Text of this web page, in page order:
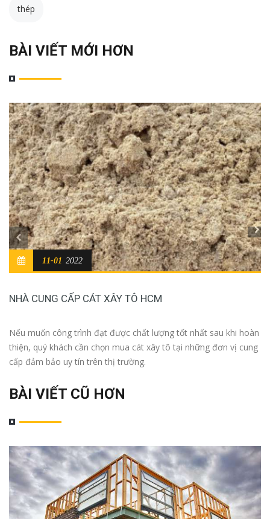
thép
BÀI VIẾT MỚI HƠN
NHÀ CUNG CẤP CÁT XÂY TÔ HCM
11-01 2022
Nếu muốn công trình đạt được chất lượng tốt nhất sau khi hoàn
thiện, quý khách cần chọn mua cát xây tô tại những đơn vị cung
cấp đảm bảo uy tín trên thị trường.
BÀI VIẾT CŨ HƠN